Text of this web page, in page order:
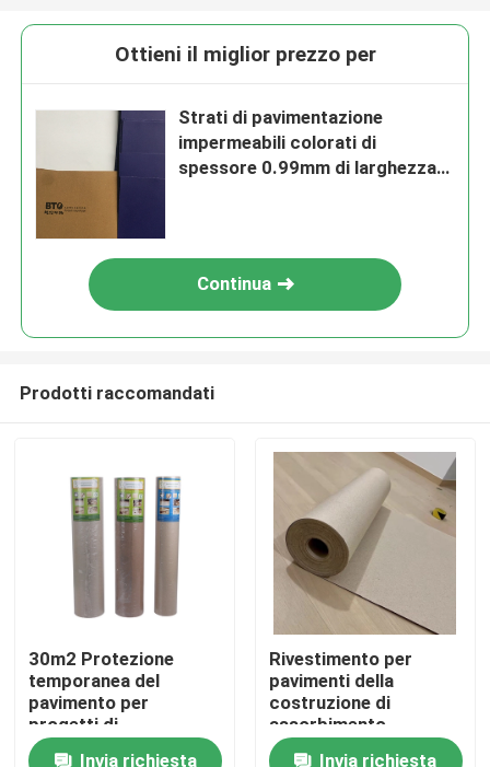
Casa
Chi siamo
Contatti
Ottieni il miglior prezzo per
Strati di pavimentazione
impermeabili colorati di
spessore 0.99mm di larghezza
Continua
Prodotti raccomandati
30m2 Protezione
temporanea del
pavimento per
progetti di
costruzione
Invia richiesta
Rivestimento per
pavimenti della
costruzione di
assorbimento
dell'onere gravoso,
Invia richiesta